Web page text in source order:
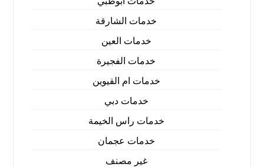
خدمات الشارقة
خدمات العين
خدمات الفجيرة
خدمات ام القيوين
خدمات دبي
خدمات راس الخيمة
خدمات عجمان
غير مصنف